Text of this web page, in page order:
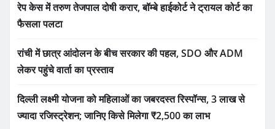
रेप केस में तरुण तेजपाल दोषी करार, बॉम्बे हाईकोर्ट ने ट्रायल कोर्ट का
फैसला पलटा
रांची में छात्र आंदोलन के बीच सरकार की पहल, SDO और ADM
लेकर पहुंचे वार्ता का प्रस्ताव
दिल्ली लक्ष्मी योजना को महिलाओं का जबरदस्त रिस्पॉन्स, 3 लाख से
ज्यादा रजिस्ट्रेशन; जानिए किसे मिलेगा ₹2,500 का लाभ